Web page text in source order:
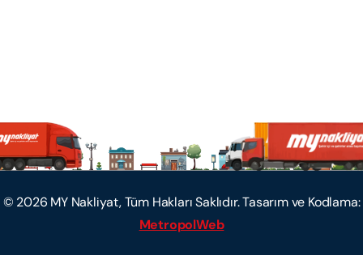
© 2026 MY Nakliyat, Tüm Hakları Saklıdır. Tasarım ve Kodlama:
MetropolWeb